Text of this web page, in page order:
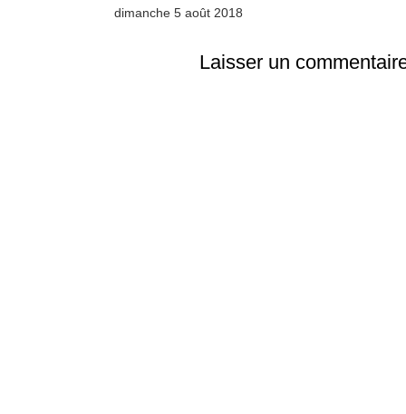
dimanche 5 août 2018
Laisser un